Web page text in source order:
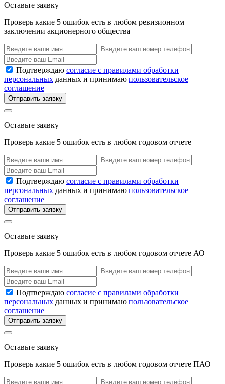
Оставьте заявку
Проверь какие 5 ошибок есть в любом ревизионном
заключении акционерного общества
Подтверждаю согласие с правилами обработки
персональных данных и принимаю пользовательское
соглашение
Отправить заявку
Оставьте заявку
Проверь какие 5 ошибок есть в любом годовом отчете
Подтверждаю согласие с правилами обработки
персональных данных и принимаю пользовательское
соглашение
Отправить заявку
Оставьте заявку
Проверь какие 5 ошибок есть в любом годовом отчете АО
Подтверждаю согласие с правилами обработки
персональных данных и принимаю пользовательское
соглашение
Отправить заявку
Оставьте заявку
Проверь какие 5 ошибок есть в любом годовом отчете ПАО